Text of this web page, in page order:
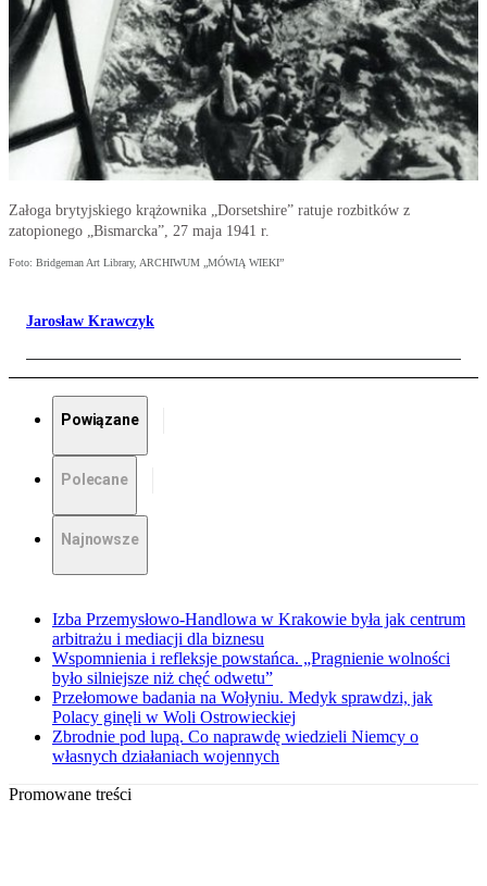
Załoga brytyjskiego krążownika „Dorsetshire” ratuje rozbitków z
zatopionego „Bismarcka”, 27 maja 1941 r.
Foto: Bridgeman Art Library, ARCHIWUM „MÓWIĄ WIEKI”
Jarosław Krawczyk
Powiązane
Polecane
Najnowsze
Izba Przemysłowo-Handlowa w Krakowie była jak centrum
arbitrażu i mediacji dla biznesu
Wspomnienia i refleksje powstańca. „Pragnienie wolności
było silniejsze niż chęć odwetu”
Przełomowe badania na Wołyniu. Medyk sprawdzi, jak
Polacy ginęli w Woli Ostrowieckiej
Zbrodnie pod lupą. Co naprawdę wiedzieli Niemcy o
własnych działaniach wojennych
Promowane treści